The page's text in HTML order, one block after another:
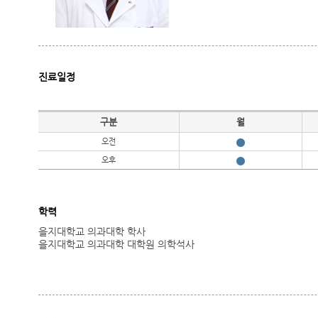
진료일정
진료일정
구분 월
오전
오후
학력
을지대학교 의과대학 학사
을지대학교 의과대학 대학원 의학석사